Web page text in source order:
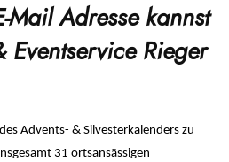
Mail Adresse kannst
Eventservice Rieger
Advents- & Silvesterkalenders zu
31 ortsansässigen